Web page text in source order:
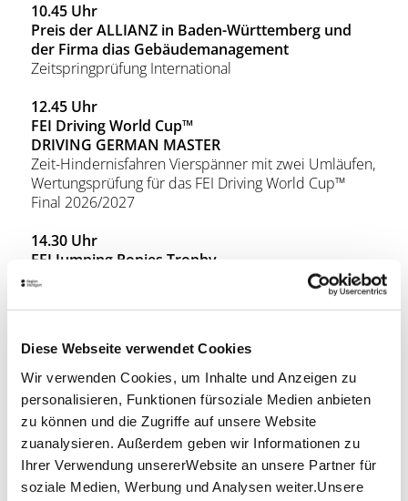
Diese Webseite verwendet Cookies
Wir verwenden Cookies, um Inhalte und Anzeigen zu
personalisieren, Funktionen fürsoziale Medien anbieten
zu können und die Zugriffe auf unsere Website
zuanalysieren. Außerdem geben wir Informationen zu
Ihrer Verwendung unsererWebsite an unsere Partner für
soziale Medien, Werbung und Analysen weiter.Unsere
10.45 Uhr
Preis der ALLIANZ in Baden-Württemberg und
der Firma dias Gebäudemanagement
Zeitspringprüfung International
12.45 Uhr
FEI Driving World Cup™
DRIVING GERMAN MASTER
Zeit-Hindernisfahren Vierspänner mit zwei Umläufen,
Wertungsprüfung für das FEI Driving World Cup™
Final 2026/2027
14.30 Uhr
FEI Jumping Ponies Trophy
Preis der Firma Ensinger Mineral-Heilquellen
Zeitplanänderungen wahrscheinlich, bitte entnehmen
Sie die endgültigen Anfangszeiten der Tages- oder
Fachpresse bzw. unserer Homepage
Lage & Kontakt
Hanns-Martin-Schleyer-Halle Stuttgart